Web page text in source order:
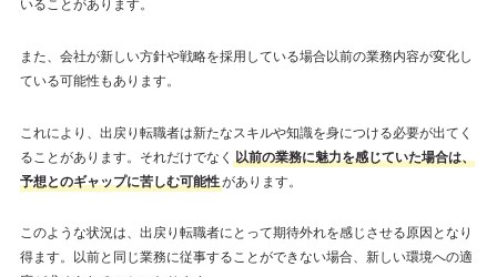
いることがあります。
また、会社が新しい方針や戦略を採用している場合以前の業務内容が変化し
ている可能性もあります。
これにより、出戻り転職者は新たなスキルや知識を身につける必要が出てく
ることがあります。それだけでなく 以前の業務に魅力を感じていた場合は、
予想とのギャップに苦しむ可能性があります。
このような状況は、出戻り転職者にとって期待外れを感じさせる原因となり
得ます。以前と同じ業務に従事することができない場合、新しい環境への適